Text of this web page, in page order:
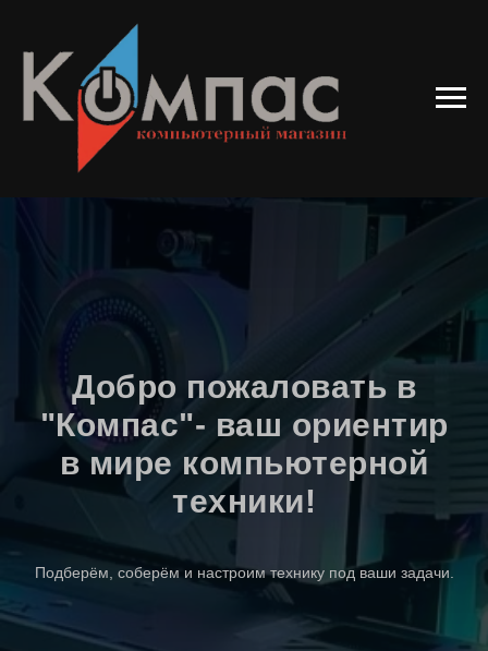
Добро пожаловать в
"Компас"- ваш ориентир
в мире компьютерной
техники!
Подберём, соберём и настроим технику под ваши задачи.